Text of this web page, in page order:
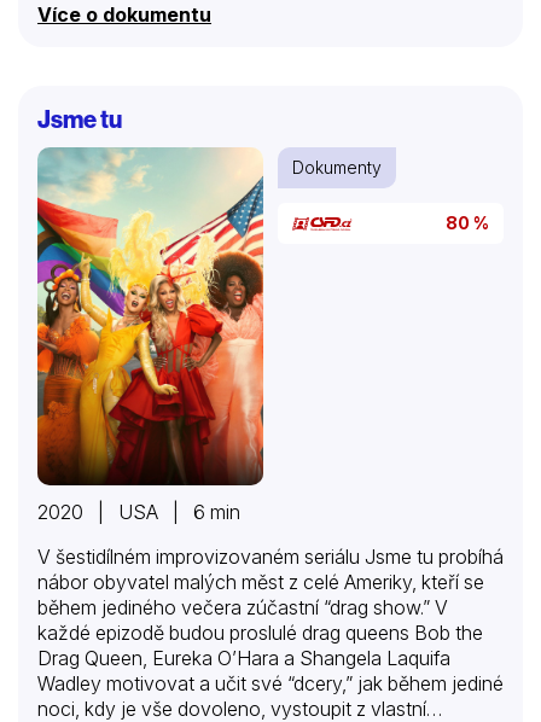
v podzemí, kde objeví a ochutnají nelegální pálenky.3.
z nechvalně proslulých ztracených piv Ameriky. A
také budou mít příležitost ochutnat vikingský elixír.4.
Historické čištění zubů: Josh a Old Smokey pojídají
desetiletí staré kukuřičné lupínky a sto let staré
suchary…
Více o dokumentu
Jsme tu
Dokumenty
80 %
2020 | USA | 6 min
V šestidílném improvizovaném seriálu Jsme tu probíhá
nábor obyvatel malých měst z celé Ameriky, kteří se
během jediného večera zúčastní “drag show.” V
každé epizodě budou proslulé drag queens Bob the
Drag Queen, Eureka O’Hara a Shangela Laquifa
Wadley motivovat a učit své “dcery,” jak během jediné
noci, kdy je vše dovoleno, vystoupit z vlastní